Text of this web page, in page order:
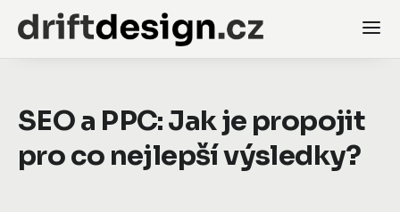
SEO a PPC: Jak je propojit
pro co nejlepší výsledky?